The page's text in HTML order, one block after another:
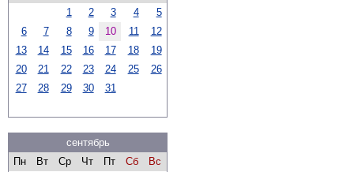
1
2 3 4
5
6
7 8 9 10 11
12
13
14 15 16 17 18
19
20
21 22 23 24 25
26
27
28 29 30 31
сентябрь
Пн
Вт Ср Чт Пт Сб
Вс